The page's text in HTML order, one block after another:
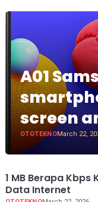
A01
screen
OTOTEKNOMarch 22,
1 MB Berapa Kbps
Data Internet